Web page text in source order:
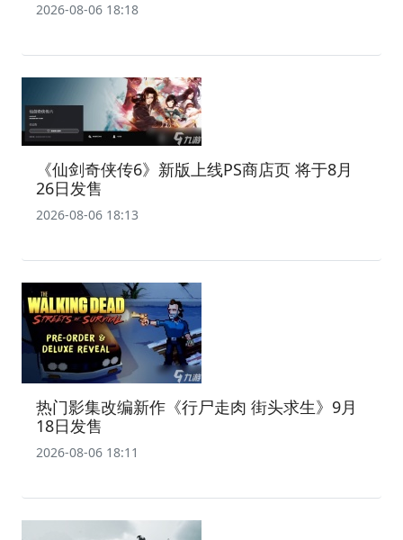
2026-08-06 18:18
《仙剑奇侠传6》新版上线PS商店页 将于8月
26日发售
2026-08-06 18:13
热门影集改编新作《行尸走肉 街头求生》9月
18日发售
2026-08-06 18:11